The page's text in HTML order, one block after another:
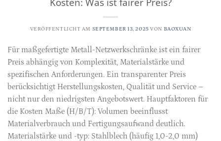
VERÖFFENTLICHT AM SEPTEMBER 13, 2025 VON BAOXUAN
Für maßgefertigte Metall-Netzwerkschränke ist ein fairer
Preis abhängig von Komplexität, Materialstärke und
spezifischen Anforderungen. Ein transparenter Preis
berücksichtigt Herstellungskosten, Qualität und Service –
nicht nur den niedrigsten Angebotswert. Hauptfaktoren für
die Kosten Maße (H/B/T): Volumen beeinflusst
Materialverbrauch und Fertigungsaufwand deutlich.
Materialstärke und -typ: Stahlblech (häufig 1,0-2,0 mm)